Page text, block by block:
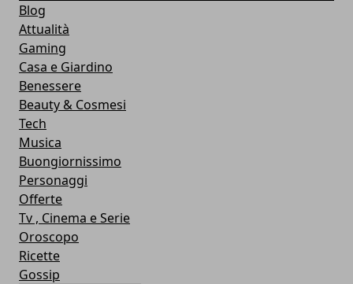
Blog
Attualità
Gaming
Casa e Giardino
Benessere
Beauty & Cosmesi
Tech
Musica
Buongiornissimo
Personaggi
Offerte
Tv , Cinema e Serie
Oroscopo
Ricette
Gossip